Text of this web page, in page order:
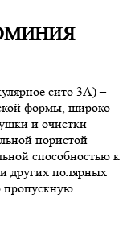
сито 3А) –
формы, широко
и очистки
пористой
способностью к
других полярных
пропускную